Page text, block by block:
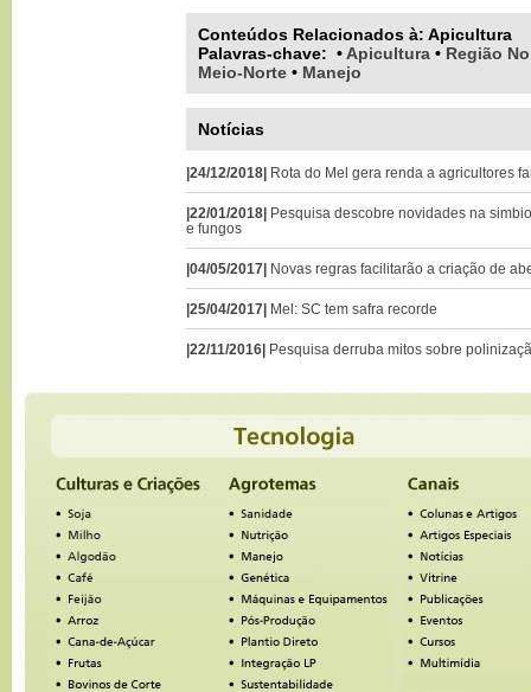
Conteúdos Relacionados à: Apicultura
Palavras-chave: • Apicultura • Região
Meio-Norte • Manejo
Notícias
|24/12/2018| Rota do Mel gera renda a agricultores
|22/01/2018| Pesquisa descobre novidades na
e fungos
|04/05/2017| Novas regras facilitarão a criação de
|25/04/2017| Mel: SC tem safra recorde
|22/11/2016| Pesquisa derruba mitos sobre